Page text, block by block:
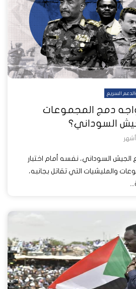
السريع
دمج المجموعات
السوداني؟
15 مارس 2026 وضع الجيش السوداني، نفسه أمام اختبار
والمليشيات التي تقاتل بجانبه،